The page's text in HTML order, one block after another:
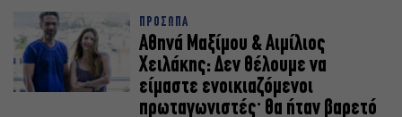
ΠΡΟΣΩΠΑ
Αθηνά Μαξίμου & Αιμίλιος
Χειλάκης: Δεν θέλουμε να
είμαστε ενοικιαζόμενοι
πρωταγωνιστές· θα ήταν βαρετό